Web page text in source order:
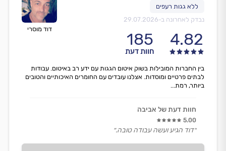
דוד מוסרי
נבדק לאחרונה ב-29.07.2026
4.82
185
חוות דעת
בין החברות המובילות בשוק איטום הגגות עם ידע רב באיטום. עבודות
לבתים פרטיים ומוסדות. אצלנו עובדים עם החומרים האיכותיים והטובים
ביותר, רמת...
חוות דעת של אביבה
5.00
״דוד הגיע ועשה עבודה טובה.״